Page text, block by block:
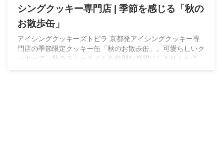
シングクッキー専門店 | 季節を感じる「秋の
お散歩缶」
アイシングクッキーズトビラ 京都発アイシングクッキー専
門店の季節限定クッキー缶「秋のお散歩缶」。可愛らしいク
ッキーで、秋のティータイムを特別な時間にしませんか？